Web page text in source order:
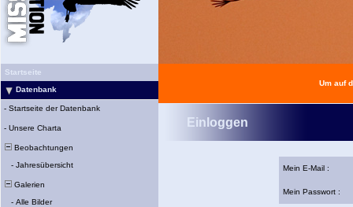
Startseite
Datenbank
- Startseite der Datenbank
- Unsere Charta
Beobachtungen
- Jahresübersicht
Galerien
- Alle Bilder
Um auf
Einloggen
Mein E-Mail :
Mein Passwort :